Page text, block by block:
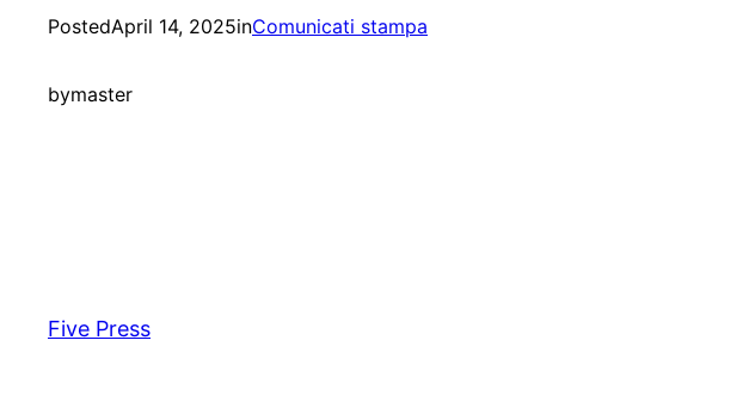
PostedApril 14, 2025inComunicati stampa
bymaster
Five Press